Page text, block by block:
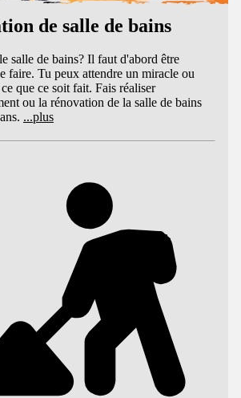
de salle de bains
salle de bains? Il faut d'abord être
faire. Tu peux attendre un miracle ou
que ce soit fait. Fais réaliser
ou la rénovation de la salle de bains
...plus